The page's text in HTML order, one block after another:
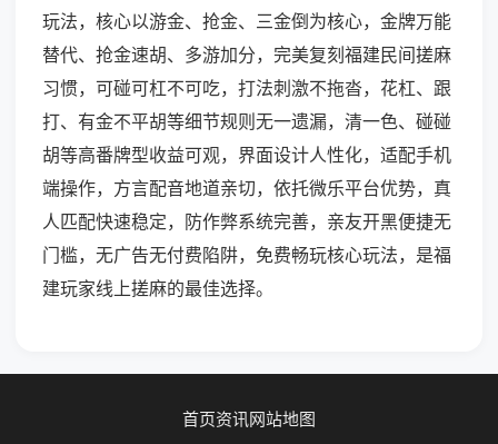
玩法，核心以游金、抢金、三金倒为核心，金牌万能
替代、抢金速胡、多游加分，完美复刻福建民间搓麻
习惯，可碰可杠不可吃，打法刺激不拖沓，花杠、跟
打、有金不平胡等细节规则无一遗漏，清一色、碰碰
胡等高番牌型收益可观，界面设计人性化，适配手机
端操作，方言配音地道亲切，依托微乐平台优势，真
人匹配快速稳定，防作弊系统完善，亲友开黑便捷无
门槛，无广告无付费陷阱，免费畅玩核心玩法，是福
建玩家线上搓麻的最佳选择。
首页资讯网站地图